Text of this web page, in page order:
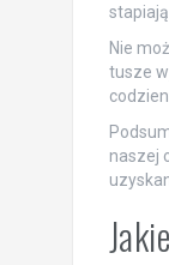
Nie
tusze
naszej